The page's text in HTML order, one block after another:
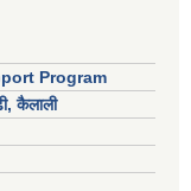
Program
कैलाली